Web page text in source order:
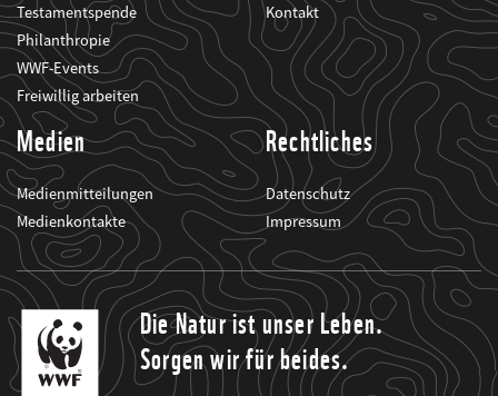
Testamentspende
Philanthropie
WWF-Events
Freiwillig arbeiten
Kontakt
Medien
Medienmitteilungen
Medienkontakte
Rechtliches
Datenschutz
Impressum
Die Natur ist unser Leben.
Sorgen wir für beides.